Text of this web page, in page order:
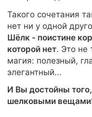
Такого сочетания
нет ни у одной
Шёлк - поистине
которой нет. Это не
магия: полезный,
элегантный...
И Вы достойны
шелковыми